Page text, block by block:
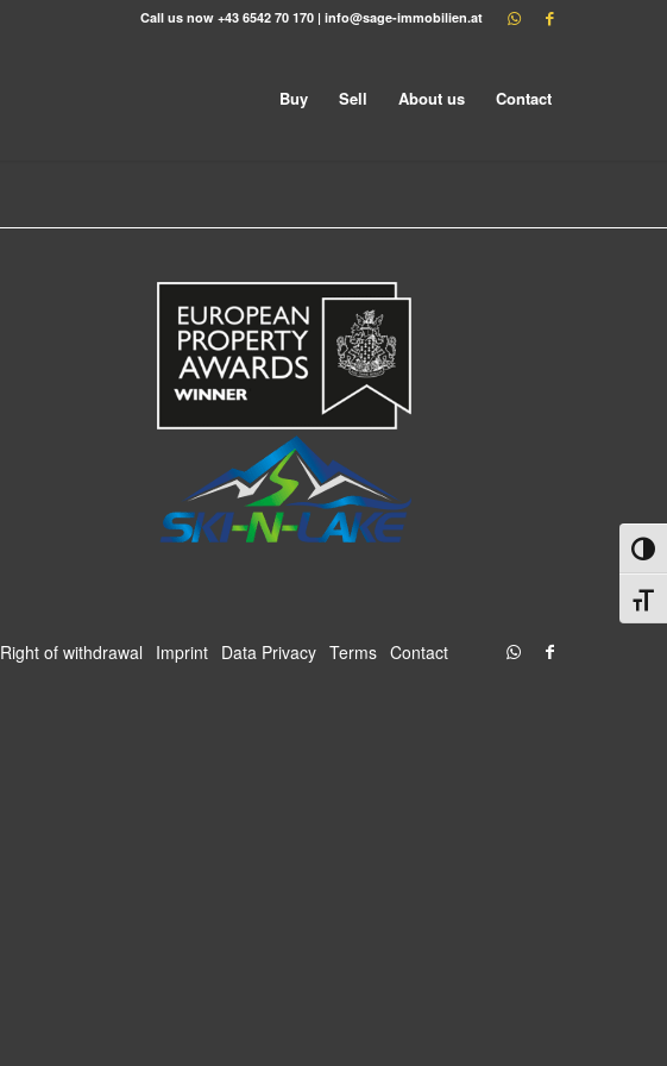
Call us now +43 6542 70 170 | info@sage-immobilien.at
Buy Sell About us Contact
Right of withdrawal Imprint Data Privacy Terms Contact